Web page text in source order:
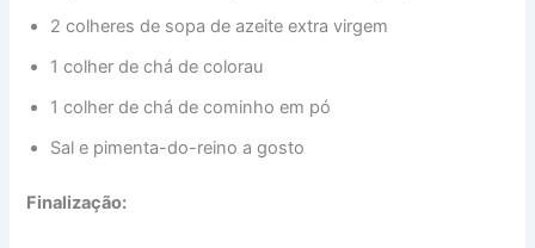
2 colheres de sopa de azeite extra virgem
1 colher de chá de colorau
1 colher de chá de cominho em pó
Sal e pimenta-do-reino a gosto
Finalização: